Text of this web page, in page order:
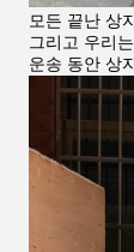
모든 끝난 상
그리고 우리
운송 동안 상